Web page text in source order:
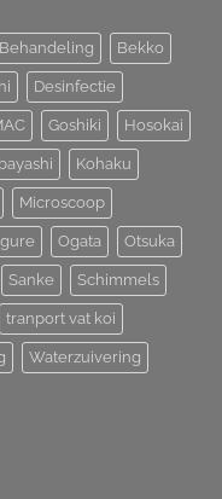
Behandeling Bekko
Desinfectie
Goshiki Hosokai
Kohaku
Microscoop
Ogata Otsuka
Sanke Schimmels
tranport vat koi
Waterzuivering